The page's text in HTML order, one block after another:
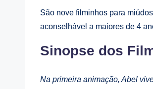
São nove filminhos para
aconselhável a maiores de 4
Sinopse dos
Na primeira animação, Abel